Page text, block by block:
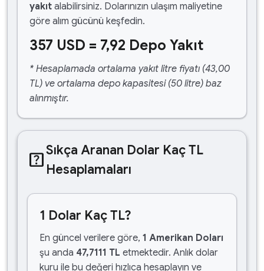
yakıt alabilirsiniz. Dolarınızın ulaşım maliyetine
göre alım gücünü keşfedin.
357 USD = 7,92 Depo Yakıt
* Hesaplamada ortalama yakıt litre fiyatı (43,00
TL) ve ortalama depo kapasitesi (50 litre) baz
alınmıştır.
help_centerSıkça Aranan Dolar Kaç TL
Hesaplamaları
1 Dolar Kaç TL?
En güncel verilere göre, 1 Amerikan Doları
şu anda 47,7111 TL etmektedir. Anlık dolar
kuru ile bu değeri hızlıca hesaplayın ve